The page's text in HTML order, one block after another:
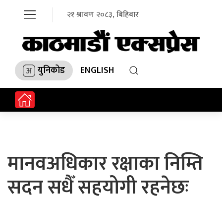
२१ श्रावण २०८३, बिहिबार
युनिकोड ENGLISH
मानवअधिकार रक्षाका निम्ति
सदन सधैँ सहयोगी रहनेछः